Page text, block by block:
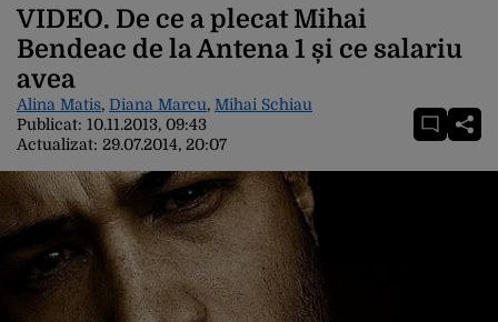
VIDEO. De ce a plecat Mihai
Bendeac de la Antena 1 și ce salariu
avea
Alina Matis, Diana Marcu, Mihai Schiau
Publicat: 10.11.2013, 09:43
Actualizat: 29.07.2014, 20:07